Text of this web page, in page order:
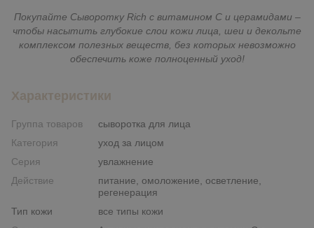
Покупайте Сыворотку Rich с витамином C и церамидами –
чтобы насытить глубокие слои кожи лица, шеи и декольте
комплексом полезных веществ, без которых невозможно
обеспечить коже полноценный уход!
Характеристики
Группа товаров
сыворотка для лица
Категория
уход за лицом
Серия
увлажнение
Действие
питание, омоложение, осветление,
регенерация
Тип кожи
все типы кожи